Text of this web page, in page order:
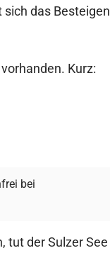
das Besteigen
Kurz:
bei
tut der Sulzer See